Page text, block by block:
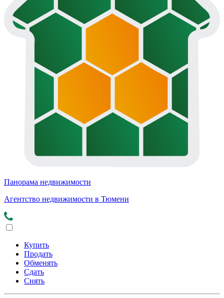
Панорама недвижимости
Агентство недвижимости в Тюмени
Купить
Продать
Обменять
Сдать
Снять